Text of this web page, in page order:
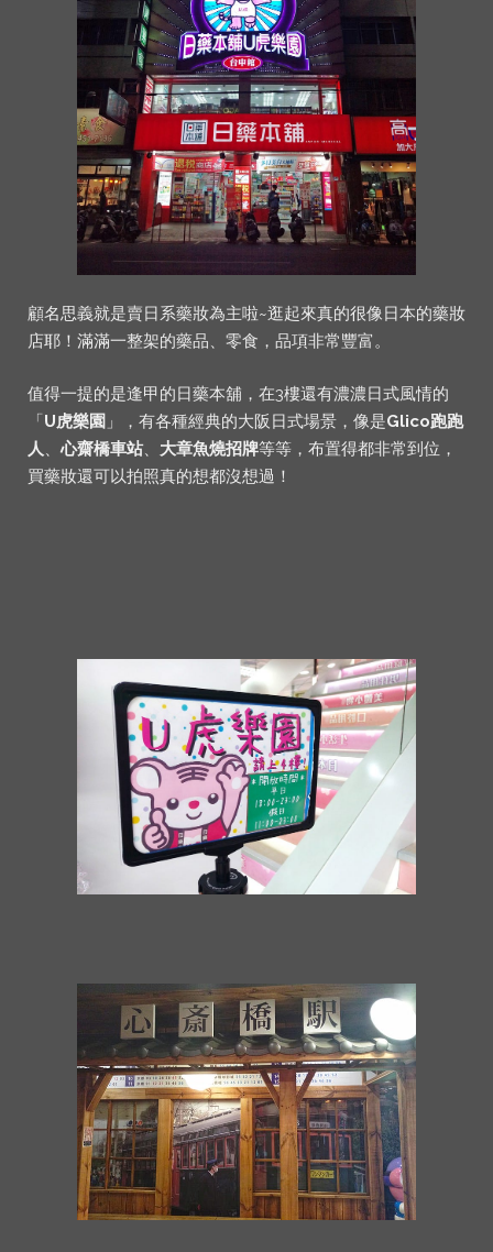
顧名思義就是賣日系藥妝為主啦~逛起來真的很像日本的藥妝
店耶！滿滿一整架的藥品、零食，品項非常豐富。
值得一提的是逢甲的日藥本舖，在3樓還有濃濃日式風情的
「U虎樂園 」，有各種經典的大阪日式場景，像是Glico跑跑
人、 心齋橋車站、 大章魚燒招牌等等，布置得都非常到位，
買藥妝還可以拍照真的想都沒想過！